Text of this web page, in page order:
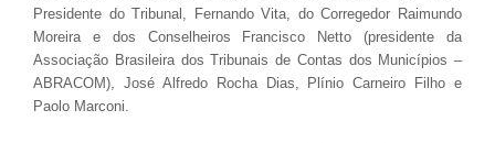
Presidente do Tribunal, Fernando Vita, do Corregedor Raimundo
Moreira e dos Conselheiros Francisco Netto (presidente da
Associação Brasileira dos Tribunais de Contas dos Municípios –
ABRACOM), José Alfredo Rocha Dias, Plínio Carneiro Filho e
Paolo Marconi.